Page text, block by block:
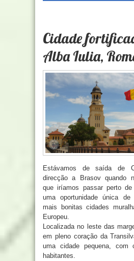
Cidade
Alba Iulia,
Estávamos de saída de
direcção a Brasov quando
que iríamos passar perto
uma oportunidade única
mais bonitas cidades
Europeu.
Localizada no leste das
em pleno coração da
uma cidade pequena, com
habitantes.